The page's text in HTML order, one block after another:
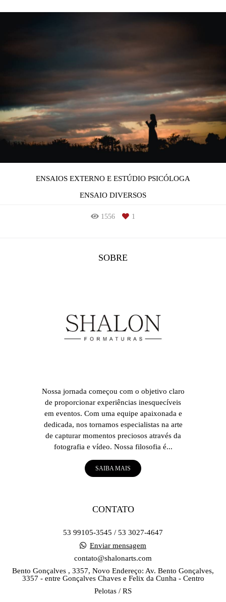
ENSAIOS EXTERNO E ESTÚDIO PSICÓLOGA
ENSAIO DIVERSOS
1556 1
SOBRE
Nossa jornada começou com o objetivo claro
de proporcionar experiências inesquecíveis
em eventos. Com uma equipe apaixonada e
dedicada, nos tornamos especialistas na arte
de capturar momentos preciosos através da
fotografia e vídeo. Nossa filosofia é...
SAIBA MAIS
CONTATO
53 99105-3545 / 53 3027-4647
Enviar mensagem
contato@shalonarts.com
Bento Gonçalves , 3357, Novo Endereço: Av. Bento Gonçalves,
3357 - entre Gonçalves Chaves e Felix da Cunha - Centro
Pelotas / RS